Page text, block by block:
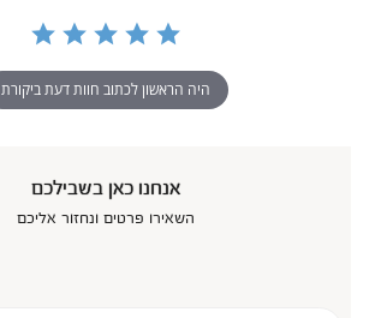
היה הראשון לכתוב חוות דעת ביקורת
אנחנו כאן בשבילכם
השאירו פרטים ונחזור אליכם